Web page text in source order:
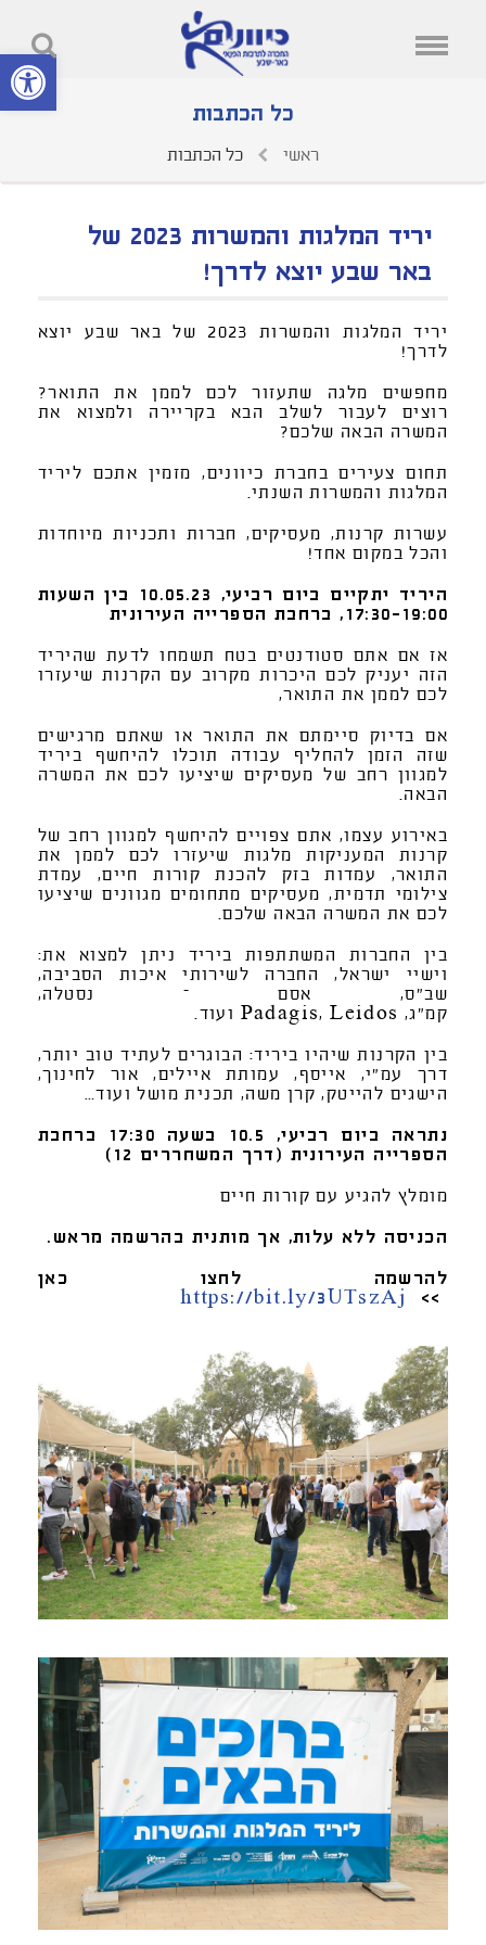
פתח סרגל
כל הכתבות
ראשי כל הכתבות
יריד המלגות והמשרות 2023 של
באר שבע יוצא לדרך!
יריד המלגות והמשרות 2023 של באר שבע יוצא
לדרך!
מחפשים מלגה שתעזור לכם לממן את התואר?
רוצים לעבור לשלב הבא בקריירה ולמצוא את
המשרה הבאה שלכם?
תחום צעירים בחברת כיוונים, מזמין אתכם ליריד
המלגות והמשרות השנתי.
עשרות קרנות, מעסיקים, חברות ותכניות מיוחדות
והכל במקום אחד!
היריד יתקיים ביום רביעי, 10.05.23 בין השעות
17:30-19:00, ברחבת הספרייה העירונית
אז אם אתם סטודנטים בטח תשמחו לדעת שהיריד
הזה יעניק לכם היכרות מקרוב עם הקרנות שיעזרו
לכם לממן את התואר,
אם בדיוק סיימתם את התואר או שאתם מרגישים
שזה הזמן להחליף עבודה תוכלו להיחשף ביריד
למגוון רחב של מעסיקים שיציעו לכם את המשרה
הבאה.
באירוע עצמו, אתם צפויים להיחשף למגוון רחב של
קרנות המעניקות מלגות שיעזרו לכם לממן את
התואר, עמדות בזק להכנת קורות חיים, עמדת
צילומי תדמית, מעסיקים מתחומים מגוונים שיציעו
לכם את המשרה הבאה שלכם.
בין החברות המשתתפות ביריד ניתן למצוא את:
וישיי ישראל, החברה לשירותי איכות הסביבה,
שב"ס, אסם – נסטלה,
קמ"ג, Padagis, Leidos ועוד.
בין הקרנות שיהיו ביריד: הבוגרים לעתיד טוב יותר,
דרך עמ"י, אייסף, עמותת איילים, אור לחינוך,
הישגים להייטק, קרן משה, תכנית מושל ועוד…
נתראה ביום רביעי, 10.5 בשעה 17:30 ברחבת
הספרייה העירונית (דרך המשחררים 12)
מומלץ להגיע עם קורות חיים
הכניסה ללא עלות, אך מותנית בהרשמה מראש.
להרשמה לחצו כאן
>>
https://bit.ly/3UTszAj